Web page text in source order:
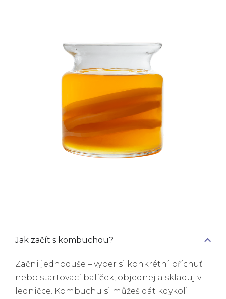
Jak začít s kombuchou?
Začni jednoduše – vyber si konkrétní příchuť
nebo startovací balíček, objednej a skladuj v
ledničce. Kombuchu si můžeš dát kdykoli